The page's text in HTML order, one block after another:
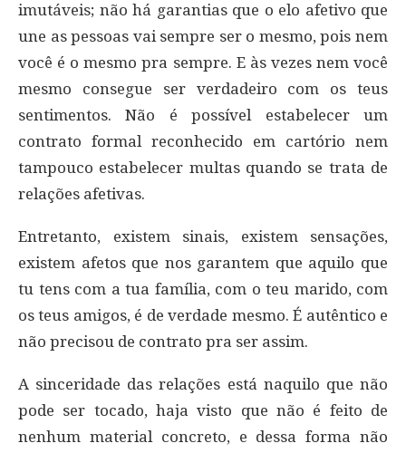
imutáveis; não há garantias que o elo afetivo que
une as pessoas vai sempre ser o mesmo, pois nem
você é o mesmo pra sempre. E às vezes nem você
mesmo consegue ser verdadeiro com os teus
sentimentos. Não é possível estabelecer um
contrato formal reconhecido em cartório nem
tampouco estabelecer multas quando se trata de
relações afetivas.
Entretanto, existem sinais, existem sensações,
existem afetos que nos garantem que aquilo que
tu tens com a tua família, com o teu marido, com
os teus amigos, é de verdade mesmo. É autêntico e
não precisou de contrato pra ser assim.
A sinceridade das relações está naquilo que não
pode ser tocado, haja visto que não é feito de
nenhum material concreto, e dessa forma não